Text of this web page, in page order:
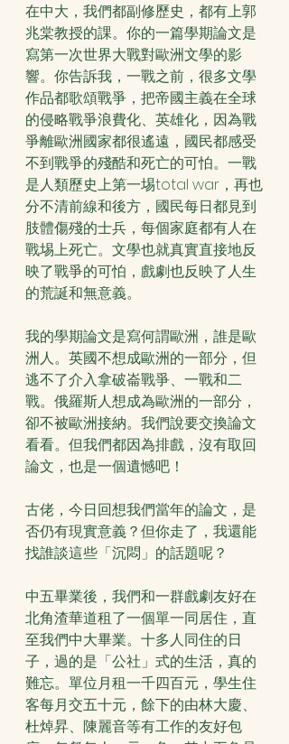
在中大，我們都副修歷史，都有上郭
兆棠教授的課。你的一篇學期論文是
寫第一次世界大戰對歐洲文學的影
響。你告訴我，一戰之前，很多文學
作品都歌頌戰爭，把帝國主義在全球
的侵略戰爭浪費化、英雄化，因為戰
爭離歐洲國家都很遙遠，國民都感受
不到戰爭的殘酷和死亡的可怕。一戰
是人類歷史上第一埸total war，再也
分不清前線和後方，國民每日都見到
肢體傷殘的士兵，每個家庭都有人在
戰埸上死亡。文學也就真實直接地反
映了戰爭的可怕，戲劇也反映了人生
的荒誕和無意義。
我的學期論文是寫何謂歐洲，誰是歐
洲人。英國不想成歐洲的一部分，但
逃不了介入拿破崙戰爭、一戰和二
戰。俄羅斯人想成為歐洲的一部分，
卻不被歐洲接納。我們說要交換論文
看看。但我們都因為排戲，沒有取回
論文，也是一個遺憾吧！
古佬，今日回想我們當年的論文，是
否仍有現實意義？但你走了，我還能
找誰談這些「沉悶」的話題呢？
中五畢業後，我們和一群戲劇友好在
北角渣華道租了一個單一同居住，直
至我們中大畢業。十多人同住的日
子，過的是「公社」式的生活，真的
難忘。單位月租一千四百元，學生住
客每月交五十元，餘下的由林大慶、
杜焯昇、陳麗音等有工作的友好包